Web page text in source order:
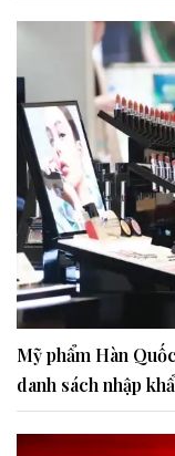
Mỹ phẩm Hàn
danh sách nhập